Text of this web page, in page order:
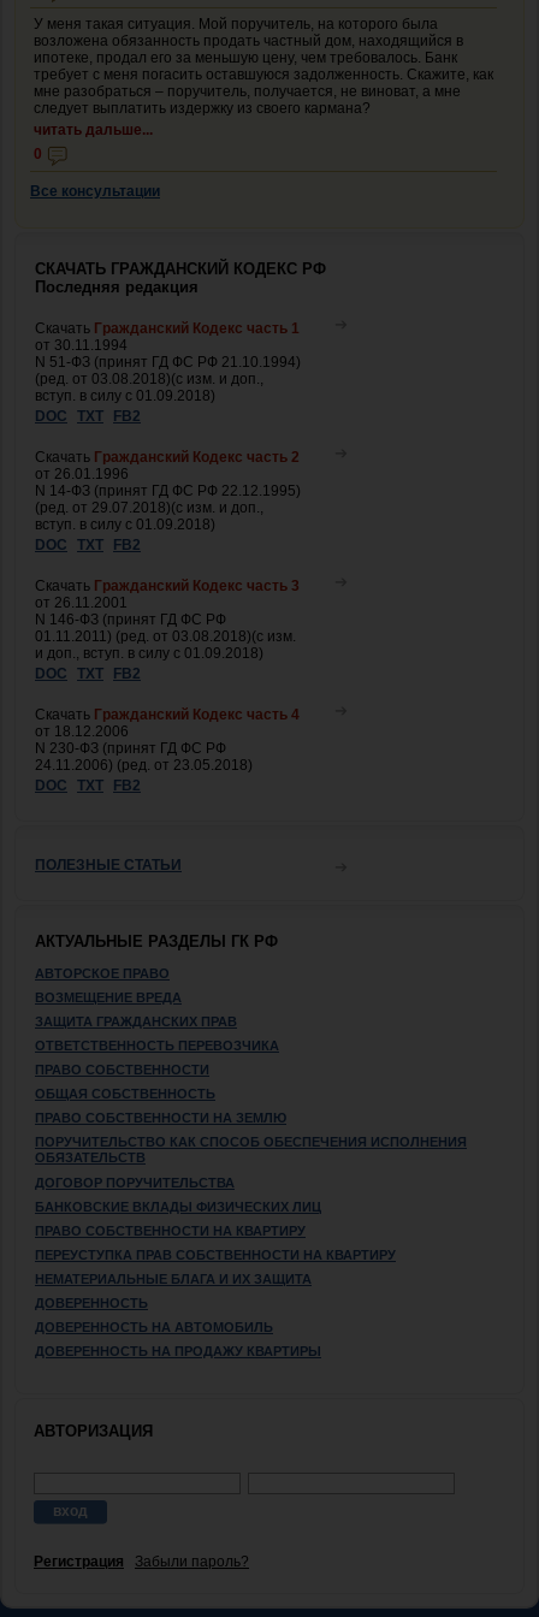
У меня такая ситуация. Мой поручитель, на которого была
возложена обязанность продать частный дом, находящийся в
ипотеке, продал его за меньшую цену, чем требовалось. Банк
требует с меня погасить оставшуюся задолженность. Скажите, как
мне разобраться – поручитель, получается, не виноват, а мне
следует выплатить издержку из своего кармана?
читать дальше...
0
Все консультации
СКАЧАТЬ ГРАЖДАНСКИЙ КОДЕКС РФ
Последняя редакция
Скачать Гражданский Кодекс часть 1
от 30.11.1994
N 51-ФЗ (принят ГД ФС РФ 21.10.1994)
(ред. от 03.08.2018)(с изм. и доп.,
вступ. в силу с 01.09.2018)
DOC
TXT FB2
Скачать Гражданский Кодекс часть 2
от 26.01.1996
N 14-ФЗ (принят ГД ФС РФ 22.12.1995)
(ред. от 29.07.2018)(с изм. и доп.,
вступ. в силу с 01.09.2018)
DOC
TXT FB2
Скачать Гражданский Кодекс часть 3
от 26.11.2001
N 146-ФЗ (принят ГД ФС РФ
01.11.2011) (ред. от 03.08.2018)(с изм.
и доп., вступ. в силу с 01.09.2018)
DOC
TXT FB2
Скачать Гражданский Кодекс часть 4
от 18.12.2006
N 230-ФЗ (принят ГД ФС РФ
24.11.2006) (ред. от 23.05.2018)
DOC
TXT FB2
ПОЛЕЗНЫЕ СТАТЬИ
АКТУАЛЬНЫЕ РАЗДЕЛЫ ГК РФ
АВТОРСКОЕ ПРАВО
ВОЗМЕЩЕНИЕ ВРЕДА
ЗАЩИТА ГРАЖДАНСКИХ ПРАВ
ОТВЕТСТВЕННОСТЬ ПЕРЕВОЗЧИКА
ПРАВО СОБСТВЕННОСТИ
ОБЩАЯ СОБСТВЕННОСТЬ
ПРАВО СОБСТВЕННОСТИ НА ЗЕМЛЮ
ПОРУЧИТЕЛЬСТВО КАК СПОСОБ ОБЕСПЕЧЕНИЯ ИСПОЛНЕНИЯ
ОБЯЗАТЕЛЬСТВ
ДОГОВОР ПОРУЧИТЕЛЬСТВА
БАНКОВСКИЕ ВКЛАДЫ ФИЗИЧЕСКИХ ЛИЦ
ПРАВО СОБСТВЕННОСТИ НА КВАРТИРУ
ПЕРЕУСТУПКА ПРАВ СОБСТВЕННОСТИ НА КВАРТИРУ
НЕМАТЕРИАЛЬНЫЕ БЛАГА И ИХ ЗАЩИТА
ДОВЕРЕННОСТЬ
ДОВЕРЕННОСТЬ НА АВТОМОБИЛЬ
ДОВЕРЕННОСТЬ НА ПРОДАЖУ КВАРТИРЫ
АВТОРИЗАЦИЯ
Регистрация Забыли пароль?